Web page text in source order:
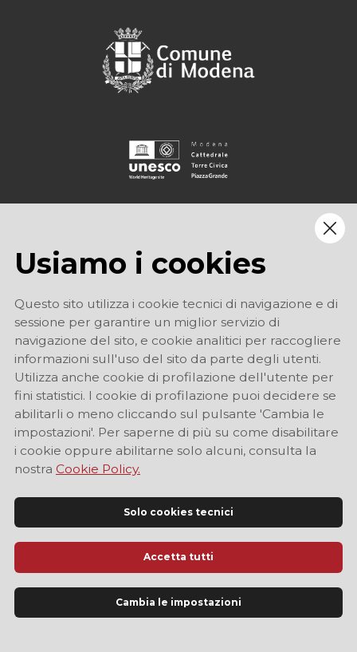
Sito Ufficiale di Informazione Turistica di Modena
Usiamo i cookies
Questo sito utilizza i cookie tecnici di navigazione e di
sessione per garantire un miglior servizio di
navigazione del sito, e cookie analitici per raccogliere
informazioni sull'uso del sito da parte degli utenti.
Utilizza anche cookie di profilazione dell'utente per
fini statistici. I cookie di profilazione puoi decidere se
abilitarli o meno cliccando sul pulsante 'Cambia le
impostazioni'. Per saperne di più su come disabilitare
i cookie oppure abilitarne solo alcuni, consulta la
nostra Cookie Policy.
Solo cookies tecnici
Accetta tutti
Cambia le impostazioni